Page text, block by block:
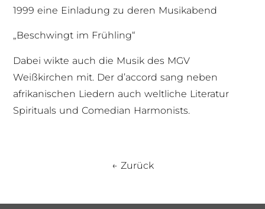
1999 eine Einladung zu deren Musikabend
„Beschwingt im Frühling“
Dabei wikte auch die Musik des MGV
Weißkirchen mit. Der d’accord sang neben
afrikanischen Liedern auch weltliche Literatur
Spirituals und Comedian Harmonists.
← Zurück